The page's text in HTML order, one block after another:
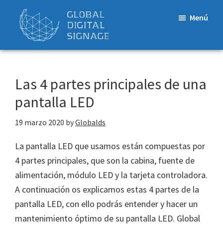
contenido
principal
de Global
Menú
Las 4 partes principales de una
pantalla LED
19 marzo 2020 byGlobalds
La pantalla LED que usamos están compuestas por
4 partes principales, que son la cabina, fuente de
alimentación, módulo LED y la tarjeta controladora.
A continuación os explicamos estas 4 partes de la
pantalla LED, con ello podrás entender y hacer un
mantenimiento óptimo de su pantalla LED. Global